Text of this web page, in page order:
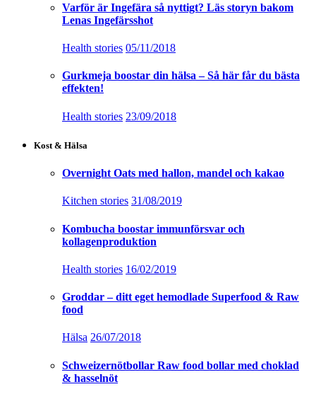
Varför är Ingefära så nyttigt? Läs storyn bakom
Lenas Ingefärsshot
Health stories 05/11/2018
Gurkmeja boostar din hälsa – Så här får du bästa
effekten!
Health stories 23/09/2018
Kost & Hälsa
Overnight Oats med hallon, mandel och kakao
Kitchen stories 31/08/2019
Kombucha boostar immunförsvar och
kollagenproduktion
Health stories 16/02/2019
Groddar – ditt eget hemodlade Superfood & Raw
food
Hälsa 26/07/2018
Schweizernötbollar Raw food bollar med choklad
& hasselnöt